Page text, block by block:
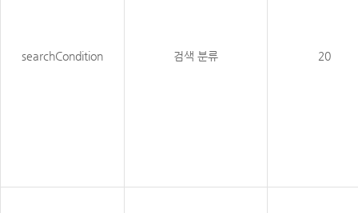
searchCondition 검색 분류 20